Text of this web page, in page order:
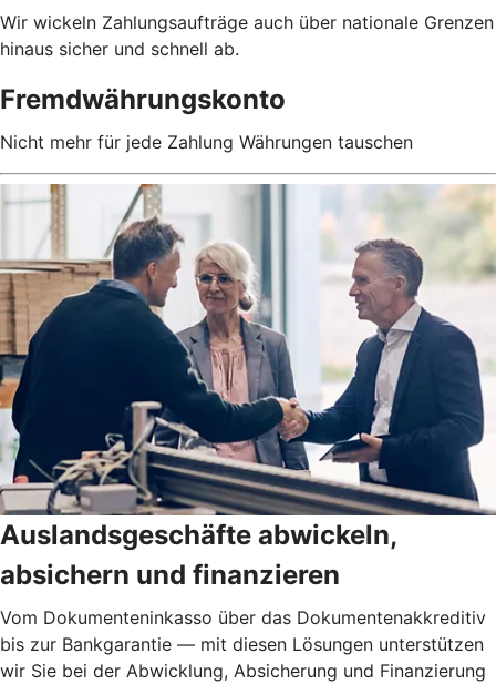
Wir wickeln Zahlungsaufträge auch über nationale Grenzen
hinaus sicher und schnell ab.
Fremdwährungskonto
Nicht mehr für jede Zahlung Währungen tauschen
Auslandsgeschäfte abwickeln,
absichern und finanzieren
Vom Dokumenteninkasso über das Dokumentenakkreditiv
bis zur Bankgarantie — mit diesen Lösungen unterstützen
wir Sie bei der Abwicklung, Absicherung und Finanzierung